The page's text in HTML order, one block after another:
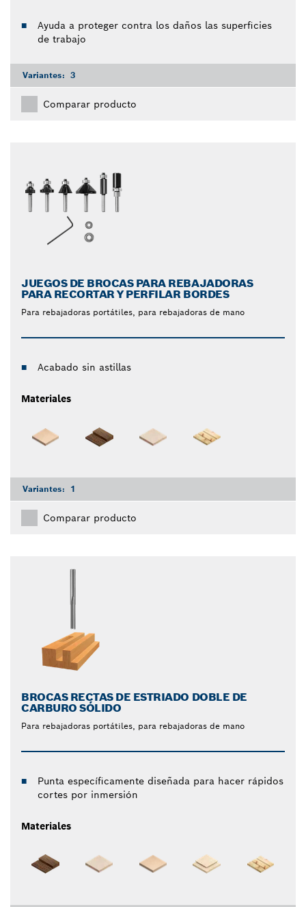
Ayuda a proteger contra los daños las superficies
de trabajo
Variantes: 3
Comparar producto
JUEGOS DE BROCAS PARA REBAJADORAS
PARA RECORTAR Y PERFILAR BORDES
Para rebajadoras portátiles, para rebajadoras de mano
Acabado sin astillas
Materiales
Variantes: 1
Comparar producto
BROCAS RECTAS DE ESTRIADO DOBLE DE
CARBURO SÓLIDO
Para rebajadoras portátiles, para rebajadoras de mano
Punta específicamente diseñada para hacer rápidos
cortes por inmersión
Materiales